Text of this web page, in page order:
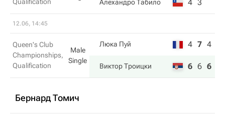
Алехандро Табило 4 3
12.06, 14:45
Queen's Club
Championships,
Qualification
Male
Single
Люка Пуй 4 7 4
Виктор Троицки 6 6 6
Бернард Томич